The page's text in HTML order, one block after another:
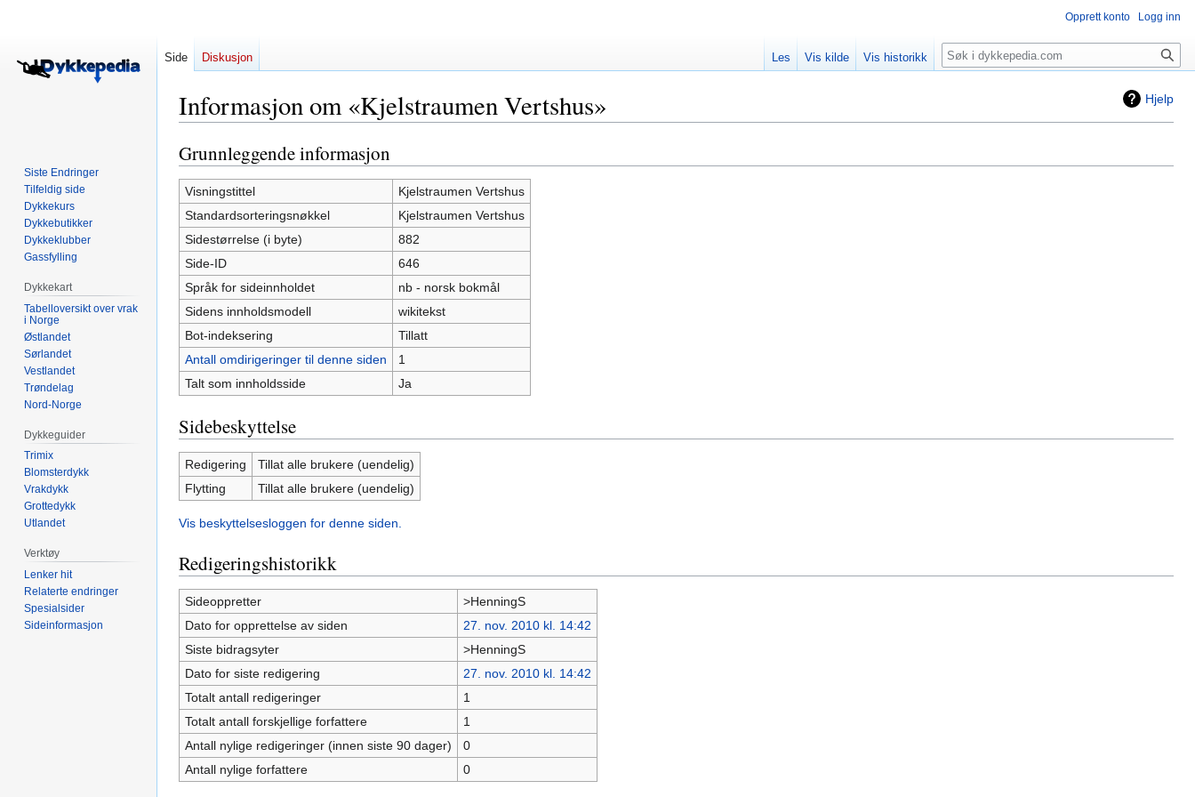
Hjelp
Informasjon om «Kjelstraumen Vertshus»
Hopp
til
navigering
Hopp
til
søk
Grunnleggende informasjon
Visningstittel
Kjelstraumen Vertshus
Standardsorteringsnøkkel
Kjelstraumen Vertshus
Sidestørrelse (i byte)
882
Side-ID
646
Språk for sideinnholdet
nb - norsk bokmål
Sidens innholdsmodell
wikitekst
Bot-indeksering
Tillatt
Antall omdirigeringer til denne siden
1
Talt som innholdsside
Ja
Sidebeskyttelse
Redigering
Tillat alle brukere (uendelig)
Flytting
Tillat alle brukere (uendelig)
Vis beskyttelsesloggen for denne siden.
Redigeringshistorikk
Sideoppretter
>HenningS
Dato for opprettelse av siden
27. nov. 2010 kl. 14:42
Siste bidragsyter
>HenningS
Dato for siste redigering
27. nov. 2010 kl. 14:42
Totalt antall redigeringer
1
Totalt antall forskjellige forfattere
1
Antall nylige redigeringer (innen siste 90 dager)
0
Antall nylige forfattere
0
Opprett konto Logg inn
Side Diskusjon Les Vis kilde Vis historikk Søk
Siste Endringer
Tilfeldig side
Dykkekurs
Dykkebutikker
Dykkeklubber
Gassfylling
Dykkekart
Tabelloversikt over vrak
i Norge
Østlandet
Sørlandet
Vestlandet
Trøndelag
Nord-Norge
Dykkeguider
Trimix
Blomsterdykk
Vrakdykk
Grottedykk
Utlandet
Verktøy
Lenker hit
Relaterte endringer
Spesialsider
Sideinformasjon